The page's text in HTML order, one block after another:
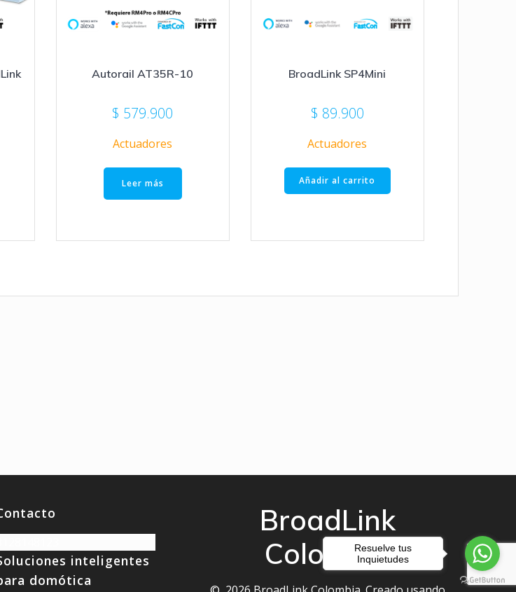
Autorail AT35R-10
$ 579.900
Actuadores
Leer más
BroadLink SP4Mini
$ 89.900
Actuadores
Añadir al carrito
inteligentes
domótica
BroadLink
Colombia
Resuelve tus
Inquietudes